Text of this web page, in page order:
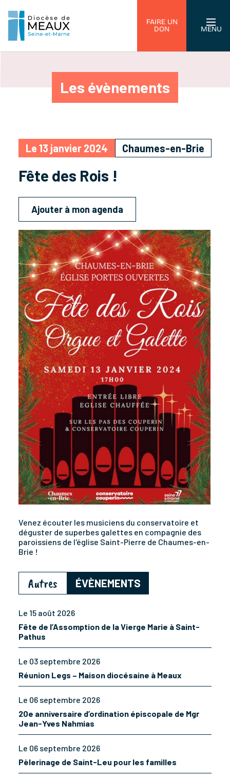
FAIRE UN
DON
MENU
Les évènements
Le 13 janvier 2024 Chaumes-en-Brie
Fête des Rois !
Ajouter à mon agenda
Venez écouter les musiciens du conservatoire et
déguster de superbes galettes en compagnie des
paroissiens de l'église Saint-Pierre de Chaumes-en-
Brie !
Autres ÉVÈNEMENTS
Le 15 août 2026
Fête de l’Assomption de la Vierge Marie à Saint-
Pathus
Le 03 septembre 2026
Réunion Legs – Maison diocésaine à Meaux
Le 06 septembre 2026
20e anniversaire d’ordination épiscopale de Mgr
Jean-Yves Nahmias
Le 06 septembre 2026
Pèlerinage de Saint-Leu pour les familles